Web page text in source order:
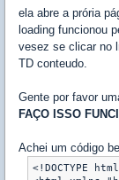
ela abre a prória
loading funcionou
vesez se clicar no
TD conteudo.
Gente por favor
FAÇO ISSO
Achei um código
<!DOCTYPE